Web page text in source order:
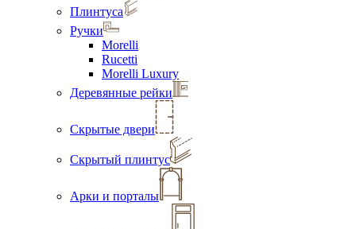
Плинтуса
Ручки
Morelli
Rucetti
Morelli Luxury
Деревянные рейки
Скрытые двери
Скрытый плинтус
Арки и порталы